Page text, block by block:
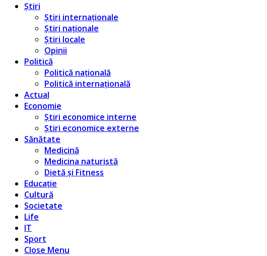
Știri
Știri internaționale
Știri naționale
Știri locale
Opinii
Politică
Politică națională
Politică internațională
Actual
Economie
Știri economice interne
Știri economice externe
Sănătate
Medicină
Medicina naturistă
Dietă și Fitness
Educație
Cultură
Societate
Life
IT
Sport
Close Menu